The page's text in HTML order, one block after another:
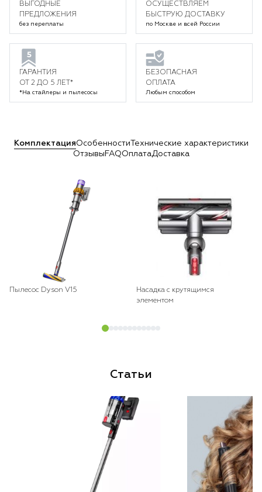
ВЫГОДНЫЕ
ПРЕДЛОЖЕНИЯ
без переплаты
ОСУЩЕСТВЛЯЕМ
БЫСТРУЮ ДОСТАВКУ
по Москве и всей России
ГАРАНТИЯ
ОТ 2 ДО 5 ЛЕТ*
*На стайлеры и пылесосы
БЕЗОПАСНАЯ
ОПЛАТА
Любым способом
КомплектацияОсобенности Технические характеристики
Отзывы FAQОплатаДоставка
Пылесос Dyson V15
Насадка с крутящимся
элементом
Статьи